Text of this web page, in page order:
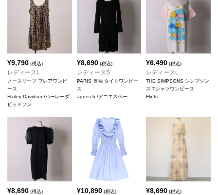
¥9,790 (税込)
レディースL
ノースリーブ フレアワンピ
ース
Harley-Davidson/ハーレーダ
ビッドソン
¥8,690(税込)
レディースS
PARIS 長袖 タイトワンピー
ス
agnes b./アニエスベー
¥6,490 (税込)
レディースL
THE SIMPSONS シンプソン
ズ Tシャツワンピース
Flints
¥8,690 (税込) ¥10,890(税込) ¥8,690 (税込)